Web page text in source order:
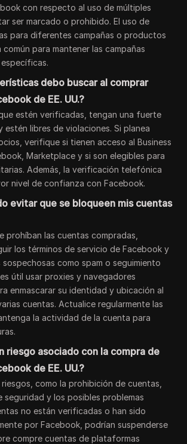
con respecto al uso de múltiples
ser marcado o prohibido. El uso de
para diferentes campañas o productos
para mantener las campañas
debo buscar al comprar
de EE. UU.?
estén verificadas, tengan una fuerte
estén libres de violaciones. Si planea
verifique si tienen acceso al Business
Marketplace y si son elegibles para
Además, la verificación telefónica
nivel de confianza con Facebook.
evitar que se bloqueen mis cuentas
prohíban las cuentas compradas,
los términos de servicio de Facebook y
como spam o seguimiento
útil usar proxies y navegadores
enmascarar su identidad y ubicación al
cuentas. Actualice regularmente las
la actividad de la cuenta para
riesgo asociado con la compra de
de EE. UU.?
como la prohibición de cuentas,
seguridad y los posibles problemas
no están verificadas o han sido
por Facebook, podrían suspenderse
compre cuentas de plataformas